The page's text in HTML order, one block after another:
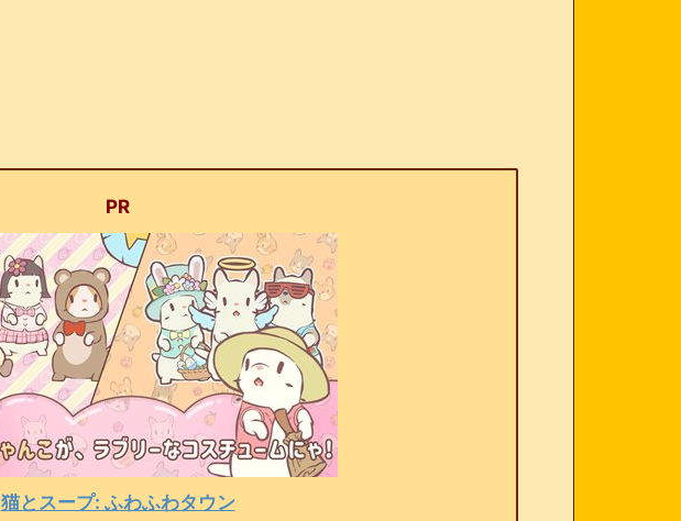
PR
猫とスープ: ふわふわタウン